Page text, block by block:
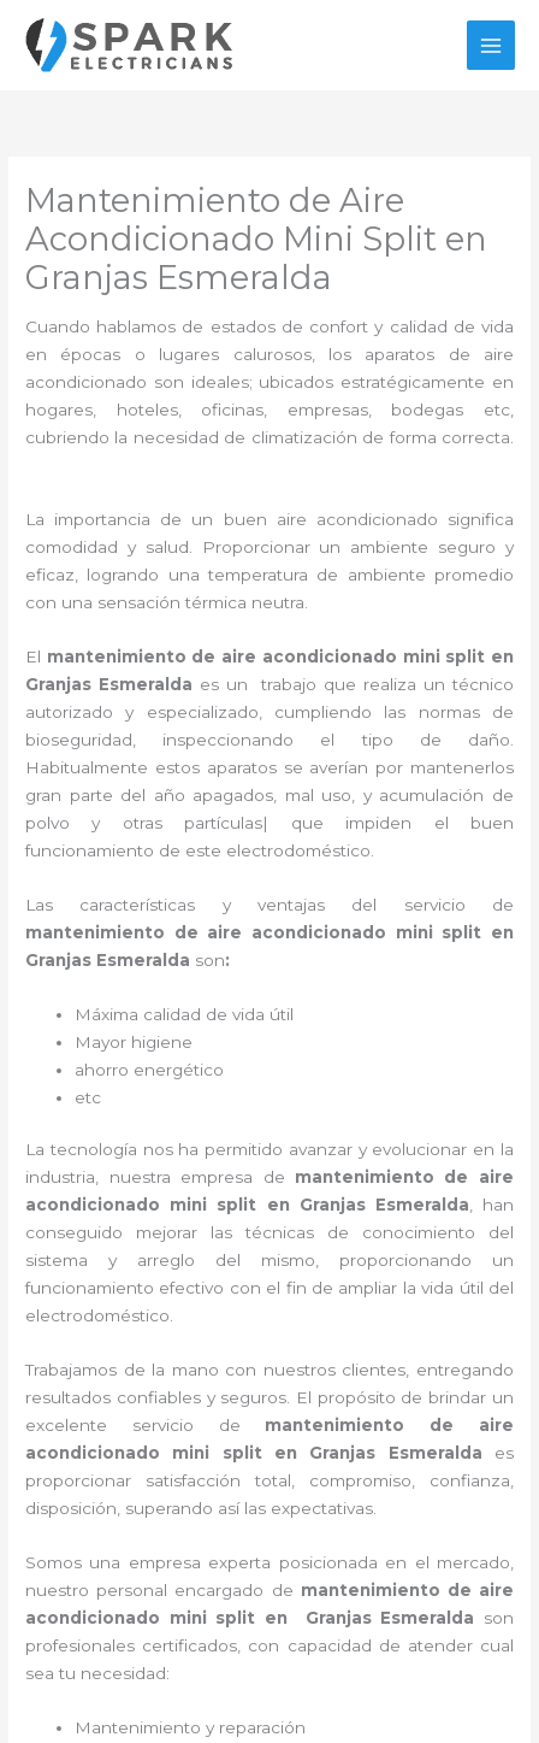
contenido
Mantenimiento de Aire
Acondicionado Mini Split en
Granjas Esmeralda
Cuando hablamos de estados de confort y calidad de vida
en épocas o lugares calurosos, los aparatos de aire
acondicionado son ideales; ubicados estratégicamente en
hogares, hoteles, oficinas, empresas, bodegas etc,
cubriendo la necesidad de climatización de forma correcta.
La importancia de un buen aire acondicionado significa
comodidad y salud. Proporcionar un ambiente seguro y
eficaz, logrando una temperatura de ambiente promedio
con una sensación térmica neutra.
El mantenimiento de aire acondicionado mini split en
Granjas Esmeralda es un
trabajo que realiza un técnico
autorizado y especializado, cumpliendo las normas de
bioseguridad, inspeccionando el tipo de daño.
Habitualmente estos aparatos se averían por mantenerlos
gran parte del año apagados, mal uso, y acumulación de
polvo y otras partículas| que impiden el buen
funcionamiento de este electrodoméstico.
Las características y ventajas del servicio de
mantenimiento de aire acondicionado mini split en
Granjas Esmeralda son:
Máxima calidad de vida útil
Mayor higiene
ahorro energético
etc
La tecnología nos ha permitido avanzar y evolucionar en la
industria, nuestra empresa de mantenimiento de aire
acondicionado mini split en Granjas Esmeralda, han
conseguido mejorar las técnicas de conocimiento del
sistema y arreglo del mismo, proporcionando un
funcionamiento efectivo con el fin de ampliar la vida útil del
electrodoméstico.
Trabajamos de la mano con nuestros clientes, entregando
resultados confiables y seguros. El propósito de brindar un
excelente servicio de mantenimiento de aire
acondicionado mini split en Granjas Esmeralda
es
proporcionar satisfacción total, compromiso, confianza,
disposición, superando así las expectativas.
Somos una empresa experta posicionada en el mercado,
nuestro personal encargado de mantenimiento de aire
acondicionado mini split en Granjas Esmeralda
son
profesionales certificados, con capacidad de atender cual
sea tu necesidad:
Mantenimiento y reparación